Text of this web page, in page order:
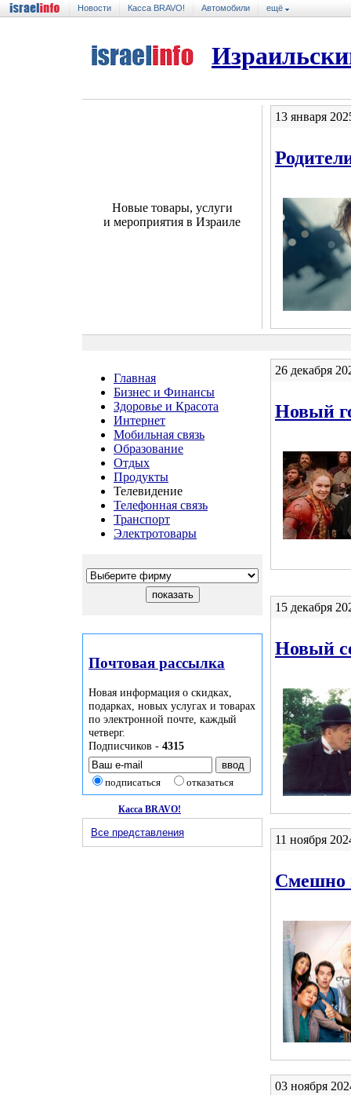
Новости Касса BRAVO! Автомобили ещё
Новые товары, услуги
и мероприятия в Израиле
13 января
Главная
Бизнес и Финансы
Здоровье и Красота
Интернет
Мобильная связь
Образование
Отдых
Продукты
Телевидение
Телефонная связь
Транспорт
Электротовары
Почтовая рассылка
Новая информация о скидках,
подарках, новых услугах и товарах
по электронной почте, каждый
четверг.
Подписчиков - 4315
подписаться отказаться
Касса BRAVO!
Все представления
26 декабря
Новый
15 декабря
Новый
11 ноября
Смешно
03 ноября